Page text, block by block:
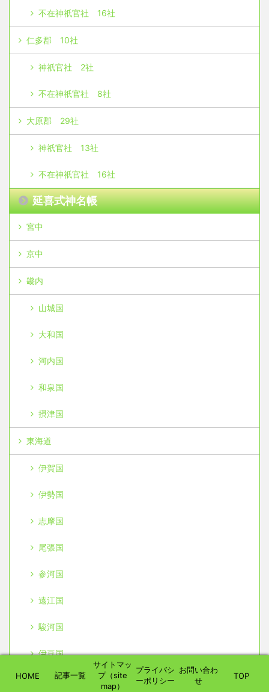
不在神祇官社 16社
仁多郡 10社
神祇官社 2社
不在神祇官社 8社
大原郡 29社
神祇官社 13社
不在神祇官社 16社
延喜式神名帳
宮中
京中
畿内
山城国
大和国
河内国
和泉国
摂津国
東海道
伊賀国
伊勢国
志摩国
尾張国
参河国
遠江国
駿河国
伊豆国
甲斐国
HOME 記事一覧
サイトマッ
プ（site
map）
プライバシ
ーポリシー
お問い合わ
せ
TOP